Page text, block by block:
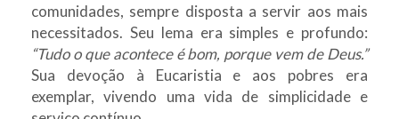
comunidades, sempre disposta a servir aos mais
necessitados. Seu lema era simples e profundo:
“Tudo o que acontece é bom, porque vem de Deus.”
Sua devoção à Eucaristia e aos pobres era
exemplar, vivendo uma vida de simplicidade e